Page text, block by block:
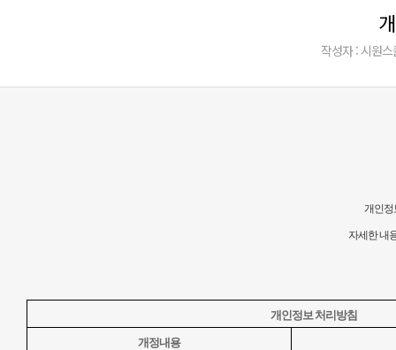
작성자 : 시원스
개인정
자세한 내
개인정보 처리방침
개정내용